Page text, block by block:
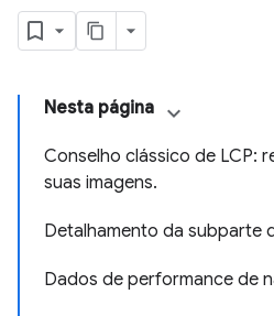
Nesta página
Conselho clássico de LCP:
suas imagens.
Detalhamento da subparte
Dados de performance de